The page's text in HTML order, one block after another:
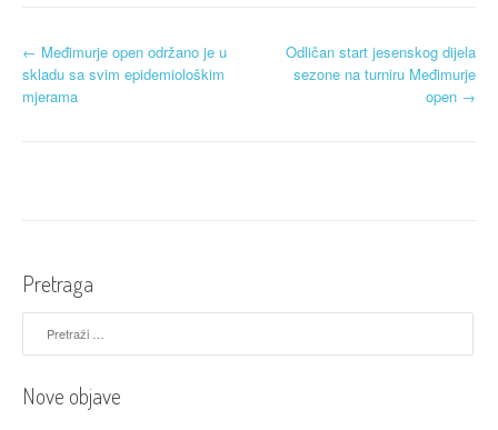
N
a
c
j
← Međimurje open održano je u
skladu sa svim epidemiološkim
mjerama
Odličan start jesenskog dijela
sezone na turniru Međimurje
open →
Pretraga
Nove objave